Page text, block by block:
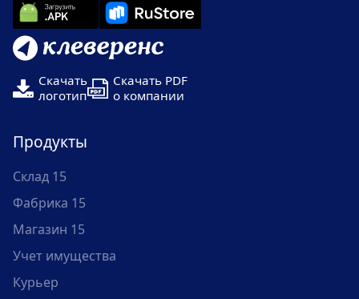
Скачать
логотип
Скачать PDF
о компании
Продукты
Склад 15
Фабрика 15
Магазин 15
Учет имущества
Курьер